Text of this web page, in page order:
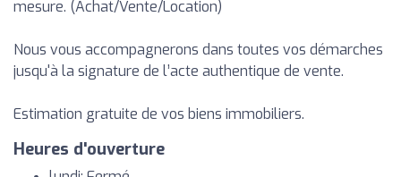
mesure. (Achat/Vente/Location)
Nous vous accompagnerons dans toutes vos démarches
jusqu'à la signature de l’acte authentique de vente.
Estimation gratuite de vos biens immobiliers.
Heures d'ouverture